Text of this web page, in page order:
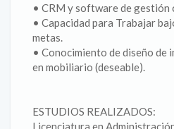
• CRM y software de gestión
• Capacidad para Trabajar
metas.
• Conocimiento de diseño de
en mobiliario (deseable).
ESTUDIOS REALIZADOS:
Licenciatura en